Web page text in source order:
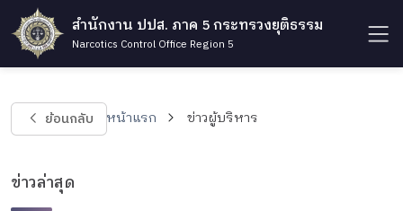
สำนักงาน ปปส. ภาค 5 กระทรวงยุติธรรม
Narcotics Control Office Region 5
ย้อนกลับ หน้าแรก ข่าวผู้บริหาร
ข่าวล่าสุด